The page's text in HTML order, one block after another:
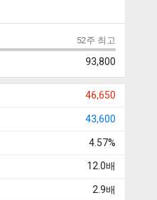
52주 최고
93,800
46,650
43,600
4.57%
12.0배
2.9배